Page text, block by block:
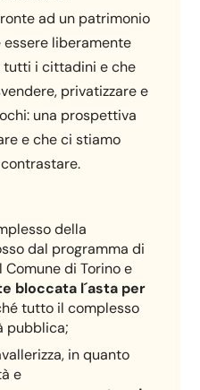
ad un patrimonio
liberamente
tutti i cittadini e che
privatizzare e
una prospettiva
e che ci stiamo
della
dal programma di
di Torino e
bloccata l´asta per
tutto il complesso
pubblica;
in quanto
e